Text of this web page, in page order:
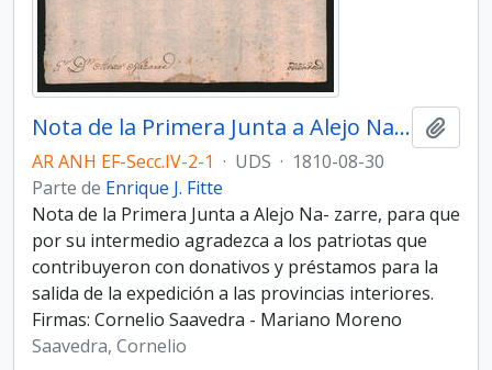
Nota de la Primera Junta a Alejo Nazarre
AR ANH EF-Secc.IV-2-1 · UDS · 1810-08-30
Parte de Enrique J. Fitte
Nota de la Primera Junta a Alejo Na- zarre, para que
por su intermedio agradezca a los patriotas que
contribuyeron con donativos y préstamos para la
salida de la expedición a las provincias interiores.
Firmas: Cornelio Saavedra - Mariano Moreno
Saavedra, Cornelio